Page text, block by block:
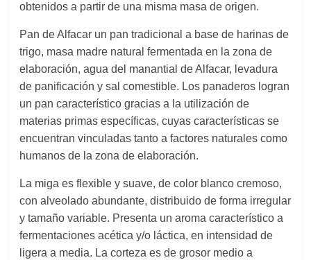
obtenidos a partir de una misma masa de origen.
Pan de Alfacar un pan tradicional a base de harinas de
trigo, masa madre natural fermentada en la zona de
elaboración, agua del manantial de Alfacar, levadura
de panificación y sal comestible. Los panaderos logran
un pan característico gracias a la utilización de
materias primas específicas, cuyas características se
encuentran vinculadas tanto a factores naturales como
humanos de la zona de elaboración.
La miga es flexible y suave, de color blanco cremoso,
con alveolado abundante, distribuido de forma irregular
y tamaño variable. Presenta un aroma característico a
fermentaciones acética y/o láctica, en intensidad de
ligera a media. La corteza es de grosor medio a